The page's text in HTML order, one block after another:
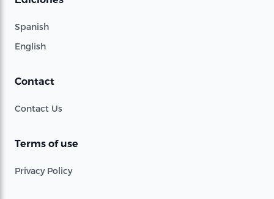
Spanish
English
Contact
Contact Us
Terms of use
Privacy Policy